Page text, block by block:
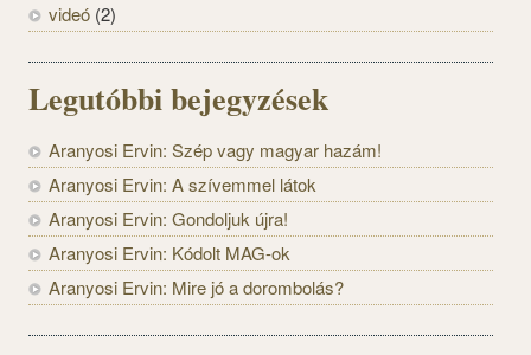
videó (2)
Legutóbbi bejegyzések
Aranyosi Ervin: Szép vagy magyar hazám!
Aranyosi Ervin: A szívemmel látok
Aranyosi Ervin: Gondoljuk újra!
Aranyosi Ervin: Kódolt MAG-ok
Aranyosi Ervin: Mire jó a dorombolás?